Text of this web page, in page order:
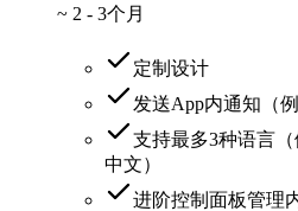
~ 2 - 3个月
定制设计
发送App内通知（
支持最多3种语言
中文）
进阶控制面板管理